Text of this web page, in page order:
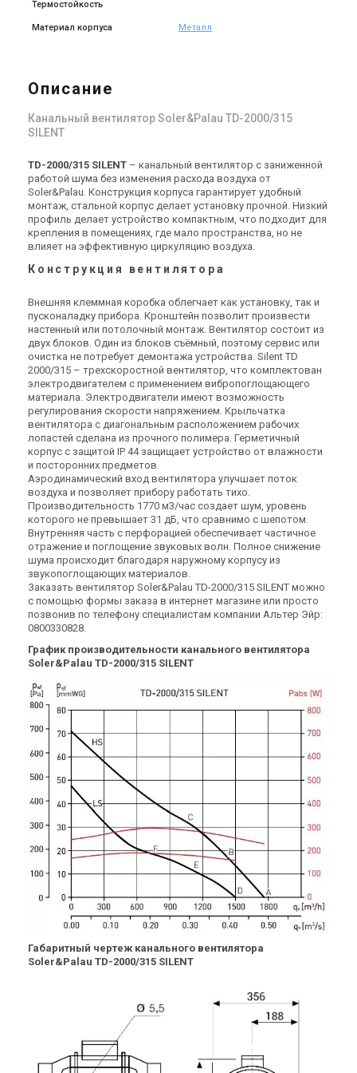
Silent 3V
Цена
Купить Купить
Под заказ
Канальный вентилятор
Silent T 3V
Цена
Цена по запросу
Купить
Под заказ (2)
Канальный вентилятор
Silent T 3V
Цена
Цена по запросу
Купить
В наличии (3)
Испания
Канальный вентилятор
Soler&Palau TD-500/150-160
Silent 3V
Цена
20 080 грн
Под заказ (2)
Канальный вентилятор
Soler&Palau TD-1000/200
Silent T 3V
Цена
Цена по запросу
Термостойкость
Материал корпуса Металл
Описание
Канальный вентилятор Soler&Palau TD-2000/315
SILENT
TD-2000/315 SILENT – канальный вентилятор с заниженной
работой шума без изменения расхода воздуха от
Soler&Palau. Конструкция корпуса гарантирует удобный
монтаж, стальной корпус делает установку прочной. Низкий
профиль делает устройство компактным, что подходит для
крепления в помещениях, где мало пространства, но не
влияет на эффективную циркуляцию воздуха.
Конструкция вентилятора
Внешняя клеммная коробка облегчает как установку, так и
пусконаладку прибора. Кронштейн позволит произвести
настенный или потолочный монтаж. Вентилятор состоит из
двух блоков. Один из блоков съёмный, поэтому сервис или
очистка не потребует демонтажа устройства. Silent TD
2000/315 – трехскоростной вентилятор, что комплектован
электродвигателем с применением вибропоглощающего
материала. Электродвигатели имеют возможность
регулирования скорости напряжением. Крыльчатка
вентилятора с диагональным расположением рабочих
лопастей сделана из прочного полимера. Герметичный
корпус с защитой IP 44 защищает устройство от влажности
и посторонних предметов.
Аэродинамический вход вентилятора улучшает поток
воздуха и позволяет прибору работать тихо.
Производительность 1770 м3/час создает шум, уровень
которого не превышает 31 дБ, что сравнимо с шепотом.
Внутренняя часть с перфорацией обеспечивает частичное
отражение и поглощение звуковых волн. Полное снижение
шума происходит благодаря наружному корпусу из
звукопоглощающих материалов.
Заказать вентилятор Soler&Palau TD-2000/315 SILENT можно
с помощью формы заказа в интернет магазине или просто
позвонив по телефону специалистам компании Альтер Эйр:
0800330828.
График производительности канального вентилятора
Soler&Palau TD-2000/315 SILENT
Габаритный чертеж канального вентилятора
Soler&Palau TD-2000/315 SILENT